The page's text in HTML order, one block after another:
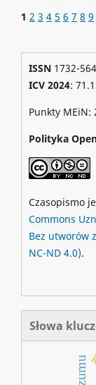
1 2 3 4 5 6 7 8 9
ISSN1732-
ICV 2024:
Punkty MEiN:
Polityka
Czasopismo
Commons
Bez utworów
NC-ND 4.0).
Słowa